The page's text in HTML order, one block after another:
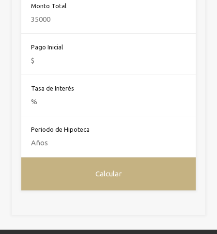
Monto Total
Pago Inicial
Tasa de Interés
Periodo de Hipoteca